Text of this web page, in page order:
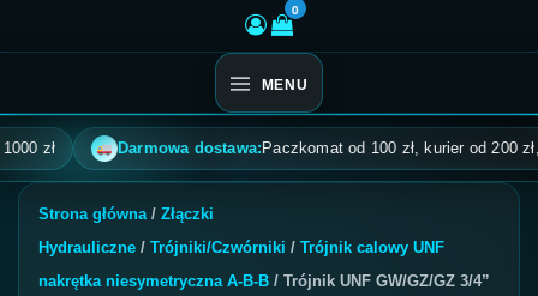
0
MENU
Darmowa dostawa:Paczkomat od 100 zł, kurier od 200 zł,
Strona główna/ Złączki
Hydrauliczne / Trójniki/Czwórniki / Trójnik calowy UNF
nakrętka niesymetryczna A-B-B / Trójnik UNF GW/GZ/GZ 3/4”